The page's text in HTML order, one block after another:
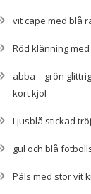
vit cape med blå
Röd klänning
abba – grön
kort kjol
Ljusblå stickad
gul och blå
Päls med stor vit